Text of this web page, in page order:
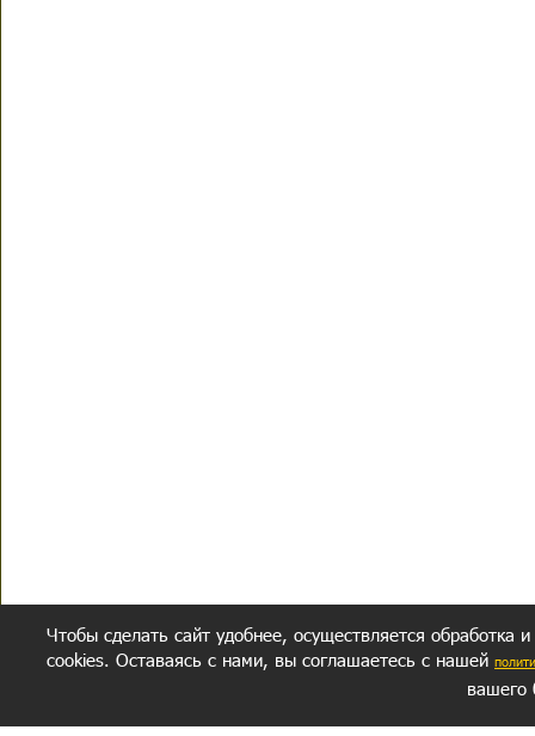
Чтобы сделать сайт удобнее, осуществляется обработка
cookies. Оставаясь с нами, вы соглашаетесь с нашей
вашего